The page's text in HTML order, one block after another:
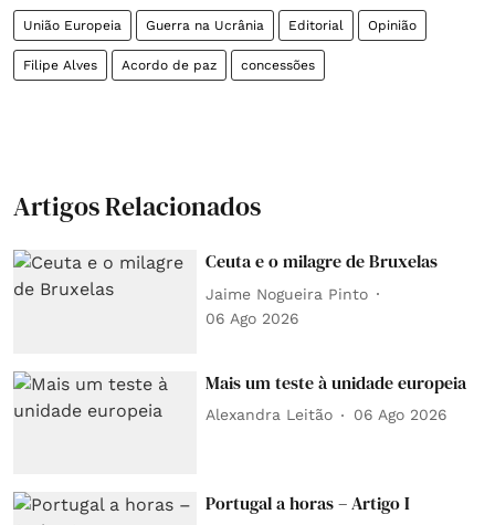
União Europeia Guerra na Ucrânia Editorial Opinião
Filipe Alves Acordo de paz concessões
Artigos Relacionados
Ceuta e o milagre de Bruxelas
Jaime Nogueira Pinto
06 Ago 2026
Mais um teste à unidade europeia
Alexandra Leitão 06 Ago 2026
Portugal a horas – Artigo I